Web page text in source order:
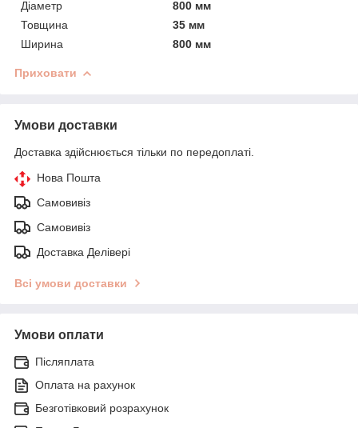
Діаметр
800 мм
Товщина
35 мм
Ширина
800 мм
Приховати
Умови доставки
Доставка здійснюється тільки по передоплаті.
Нова Пошта
Самовивіз
Самовивіз
Доставка Делівері
Всі умови доставки
Умови оплати
Післяплата
Оплата на рахунок
Безготівковий розрахунок